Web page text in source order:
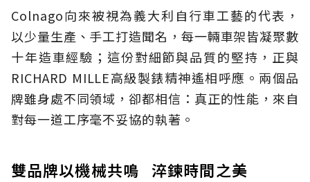
Colnago向來被視為義大利自行車工藝的代表，
以少量生產、手工打造聞名，每一輛車架皆凝聚數
十年造車經驗；這份對細節與品質的堅持，正與
RICHARD MILLE高級製錶精神遙相呼應。兩個品
牌雖身處不同領域，卻都相信：真正的性能，來自
對每一道工序毫不妥協的執著。
雙品牌以機械共鳴 淬鍊時間之美